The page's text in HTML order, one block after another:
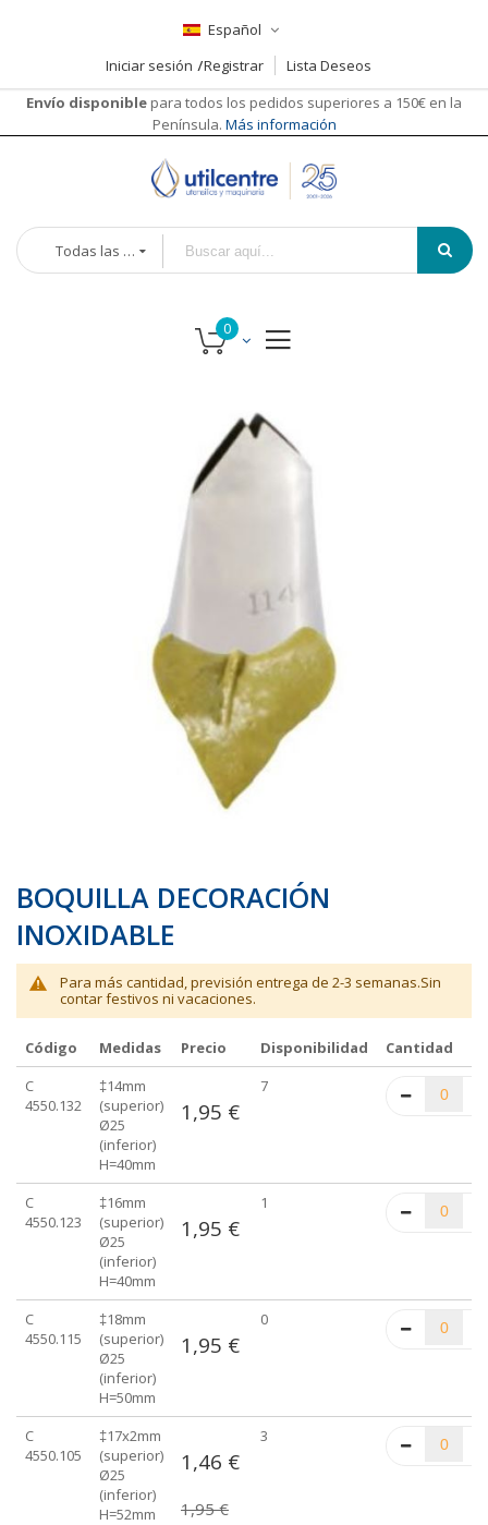
Español
Iniciar sesión
Registrar
Lista Deseos
Envío disponible para todos los pedidos superiores a 150€ en la
Península. Más información
Todas las categorías
BOQUILLA DECORACIÓN
INOXIDABLE
Para más cantidad, previsión entrega de 2-3 semanas.Sin
contar festivos ni vacaciones.
Elementos
de
Código Medidas Precio Disponibilidad
Cantidad
C
4550.132
‡14mm
(superior)
Ø25
(inferior)
H=40mm
1,95 €
7
C
4550.123
‡16mm
(superior)
Ø25
(inferior)
H=40mm
1,95 €
1
C
4550.115
‡18mm
(superior)
Ø25
(inferior)
H=50mm
1,95 €
0
C
4550.105
‡17x2mm
(superior)
Ø25
(inferior)
H=52mm
1,46 €
1,95 €
3